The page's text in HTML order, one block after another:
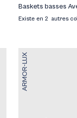
Baskets basses
Existe en 2 autres
ARMOR-LUX